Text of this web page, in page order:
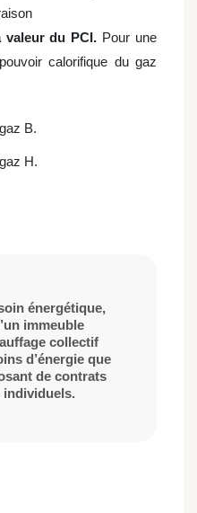
valeur du PCI. Pour une
calorifique du gaz
B.
H.
énergétique,
immeuble
collectif
d’énergie que
de contrats